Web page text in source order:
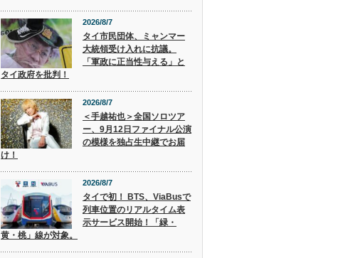
2026/8/7
タイ市民団体、ミャンマー
大統領受け入れに抗議。
「軍政に正当性与える」と
タイ政府を批判！
2026/8/7
＜手越祐也＞全国ソロツア
ー、9月12日ファイナル公演
の模様を独占生中継でお届
け！
2026/8/7
タイで初！ BTS、ViaBusで
列車位置のリアルタイム表
示サービス開始！「緑・
黄・桃」線が対象。